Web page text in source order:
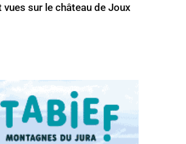
vues sur le château de Joux